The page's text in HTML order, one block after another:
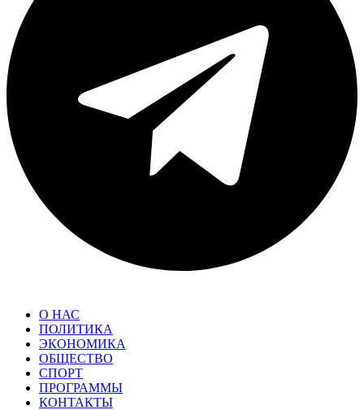
О НАС
ПОЛИТИКА
ЭКОНОМИКА
ОБЩЕСТВО
СПОРТ
ПРОГРАММЫ
КОНТАКТЫ